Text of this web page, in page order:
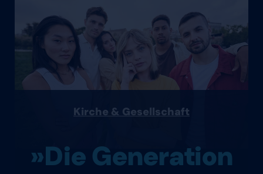
Kirche & Gesellschaft
»Die Generation